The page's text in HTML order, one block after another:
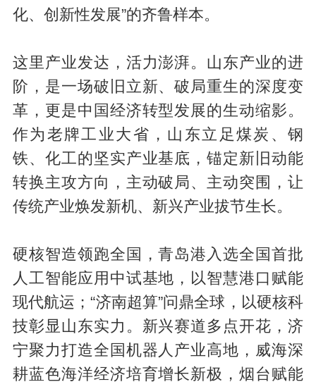
化、创新性发展”的齐鲁样本。
这里产业发达，活力澎湃。山东产业的进
阶，是一场破旧立新、破局重生的深度变
革，更是中国经济转型发展的生动缩影。
作为老牌工业大省，山东立足煤炭、钢
铁、化工的坚实产业基底，锚定新旧动能
转换主攻方向，主动破局、主动突围，让
传统产业焕发新机、新兴产业拔节生长。
硬核智造领跑全国，青岛港入选全国首批
人工智能应用中试基地，以智慧港口赋能
现代航运；“济南超算”问鼎全球，以硬核科
技彰显山东实力。新兴赛道多点开花，济
宁聚力打造全国机器人产业高地，威海深
耕蓝色海洋经济培育增长新极，烟台赋能